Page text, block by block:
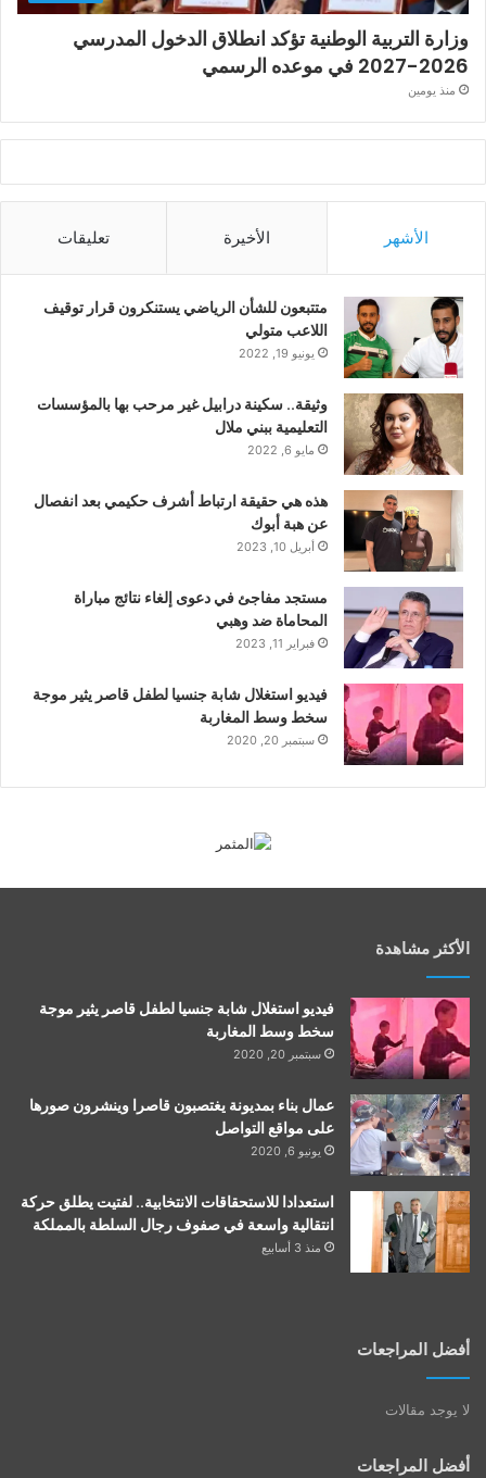
وزارة التربية الوطنية تؤكد انطلاق الدخول المدرسي
2026-2027 في موعده الرسمي
منذ يومين
الأشهر الأخيرة تعليقات
متتبعون للشأن الرياضي يستنكرون قرار توقيف
اللاعب متولي
يونيو 19, 2022
وثيقة.. سكينة درابيل غير مرحب بها بالمؤسسات
التعليمية ببني ملال
مايو 6, 2022
هذه هي حقيقة ارتباط أشرف حكيمي بعد انفصال
عن هبة أبوك
أبريل 10, 2023
مستجد مفاجئ في دعوى إلغاء نتائج مباراة
المحاماة ضد وهبي
فبراير 11, 2023
فيديو استغلال شابة جنسيا لطفل قاصر يثير موجة
سخط وسط المغاربة
سبتمبر 20, 2020
الأكثر مشاهدة
فيديو استغلال شابة جنسيا لطفل قاصر يثير موجة
سخط وسط المغاربة
سبتمبر 20, 2020
عمال بناء بمديونة يغتصبون قاصرا وينشرون صورها
على مواقع التواصل
يونيو 6, 2020
استعدادا للاستحقاقات الانتخابية.. لفتيت يطلق حركة
انتقالية واسعة في صفوف رجال السلطة بالمملكة
منذ 3 أسابيع
أفضل المراجعات
لا يوجد مقالات
أفضل المراجعات